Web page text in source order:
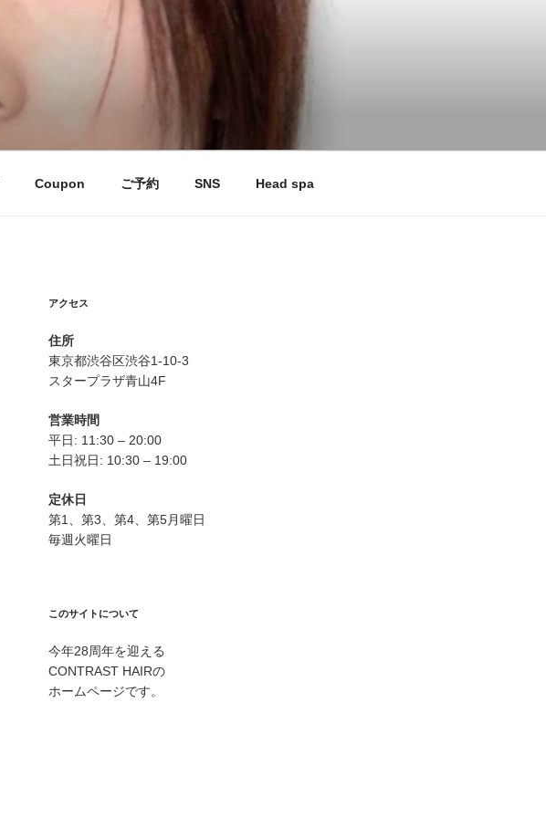
Coupon ご予約 SNS Head spa
アクセス
住所
東京都渋谷区渋谷1-10-3
スタープラザ青山4F
営業時間
平日: 11:30 – 20:00
土日祝日: 10:30 – 19:00
定休日
第1、第3、第4、第5月曜日
毎週火曜日
このサイトについて
今年28周年を迎える
CONTRAST HAIRの
ホームページです。